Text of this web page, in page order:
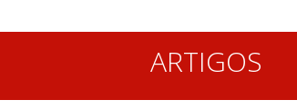
ARTIGOS